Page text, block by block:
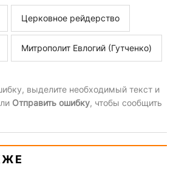
Церковное рейдерство
Митрополит Евлогий (Гутченко)
выделите необходимый текст и
Отправить ошибку, чтобы сообщить